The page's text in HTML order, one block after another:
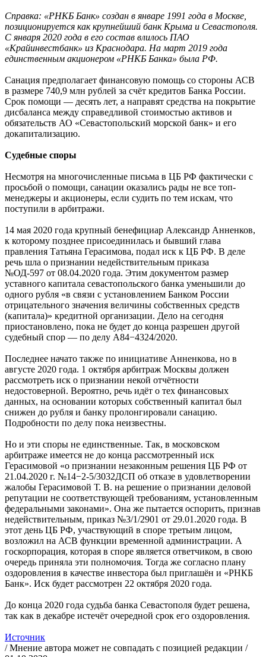
Справка: «РНКБ Банк» создан в январе 1991 года в Москве,
позиционируется как крупнейший банк Крыма и Севастополя.
С января 2020 года в его состав влилось ПАО
«Крайинвестбанк» из Краснодара. На март 2019 года
единственным акционером «РНКБ Банка» была РФ.
Санация предполагает финансовую помощь со стороны АСВ
в размере 740,9 млн рублей за счёт кредитов Банка России.
Срок помощи — десять лет, а направят средства на покрытие
дисбаланса между справедливой стоимостью активов и
обязательств АО «Севастопольский морской банк» и его
докапитализацию.
Судебные споры
Несмотря на многочисленные письма в ЦБ РФ фактически с
просьбой о помощи, санации оказались рады не все топ-
менеджеры и акционеры, если судить по тем искам, что
поступили в арбитражи.
14 мая 2020 года крупный бенефициар Александр Анненков,
к которому позднее присоединилась и бывший глава
правления Татьяна Герасимова, подал иск к ЦБ РФ. В деле
речь шла о признании недействительным приказа
№ОД-597 от 08.04.2020 года. Этим документом размер
уставного капитала севастопольского банка уменьшили до
одного рубля «в связи с установлением Банком России
отрицательного значения величины собственных средств
(капитала)» кредитной организации. Дело на сегодня
приостановлено, пока не будет до конца разрешен другой
судебный спор — по делу А84−4324/2020.
Последнее начато также по инициативе Анненкова, но в
августе 2020 года. 1 октября арбитраж Москвы должен
рассмотреть иск о признании некой отчётности
недостоверной. Вероятно, речь идёт о тех финансовых
данных, на основании которых собственный капитал был
снижен до рубля и банку пролонгировали санацию.
Подробности по делу пока неизвестны.
Но и эти споры не единственные. Так, в московском
арбитраже имеется не до конца рассмотренный иск
Герасимовой «о признании незаконным решения ЦБ РФ от
21.04.2020 г. №14−2-5/3032ДСП об отказе в удовлетворении
жалобы Герасимовой Т. В. на решение о признании деловой
репутации не соответствующей требованиям, установленным
федеральными законами». Она же пытается оспорить, признав
недействительным, приказ №3/1/2901 от 29.01.2020 года. В
этот день ЦБ РФ, участвующий в споре третьим лицом,
возложил на АСВ функции временной администрации. А
госкорпорация, которая в споре является ответчиком, в свою
очередь приняла эти полномочия. Тогда же согласно плану
оздоровления в качестве инвестора был приглашён и «РНКБ
Банк». Иск будет рассмотрен 22 октября 2020 года.
До конца 2020 года судьба банка Севастополя будет решена,
так как в декабре истечёт очередной срок его оздоровления.
Источник
/ Мнение автора может не совпадать с позицией редакции /